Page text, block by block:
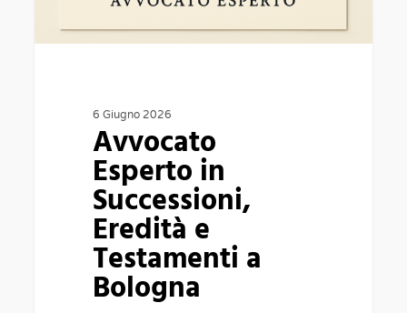
6 Giugno 2026
Avvocato
Esperto in
Successioni,
Eredità e
Testamenti a
Bologna